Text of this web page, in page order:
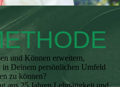
und Können erweitern,
Deinem persönlichen Umfeld
zu können?
aus 25 Jahren Lehrtätigkeit und